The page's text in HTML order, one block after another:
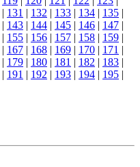
| 131 | 132 | 133 | 134 | 135 |
| 143 | 144 | 145 | 146 | 147 |
| 155 | 156 | 157 | 158 | 159 |
| 167 | 168 | 169 | 170 | 171 |
| 179 | 180 | 181 | 182 | 183 |
| 191 | 192 | 193 | 194 | 195 |